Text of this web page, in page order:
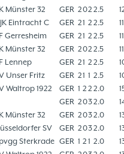
Münster 32 GER 202 2.5
Eintracht C GER 21 2 2.5
Gerresheim GER 21 2 2.5
Münster 32 GER 202 2.5
Lennep GER 21 2 2.5
Unser Fritz GER 21 1 2.5
Waltrop 1922 GER 1 2 2 2.0
GER 2032.0
Münster 32 GER 2032.0
SV GER 2032.0
Sterkrade GER 1 2 1 2.0